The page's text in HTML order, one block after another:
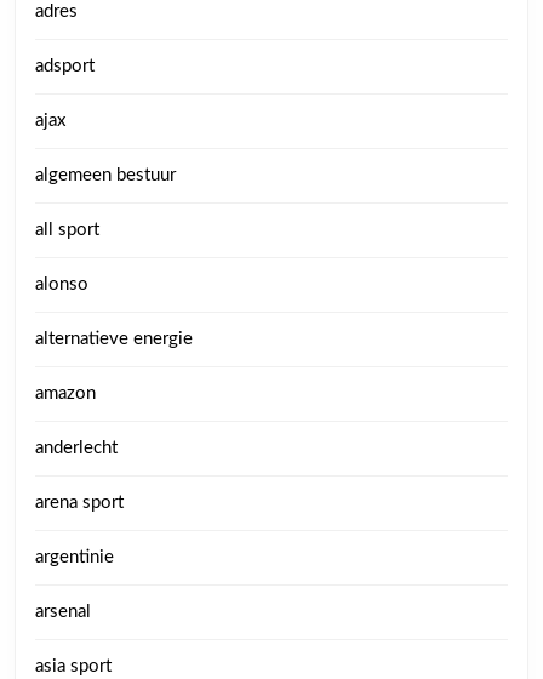
adres
adsport
ajax
algemeen bestuur
all sport
alonso
alternatieve energie
amazon
anderlecht
arena sport
argentinie
arsenal
asia sport